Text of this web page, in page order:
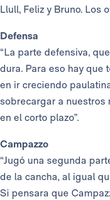
Llull, Feliz y Bruno. Los
Defensa
“La parte defensiva,
dura. Para eso hay que
en ir creciendo
sobrecargar a nuestros
en el corto plazo”.
Campazzo
“Jugó una segunda
de la cancha, al igual
Si pensara que